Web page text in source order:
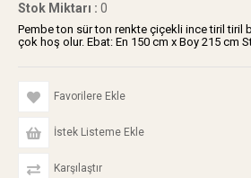
Stok Miktarı : 0
Pembe ton sür ton renkte çiçekli ince tiril tiril
çok hoş olur. Ebat: En 150 cm x Boy 215 cm
Favorilere Ekle
İstek Listeme Ekle
Karşılaştır